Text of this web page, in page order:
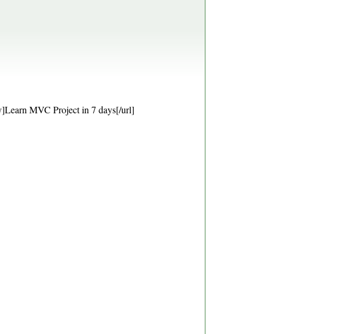
MVC Project in 7 days[/url]